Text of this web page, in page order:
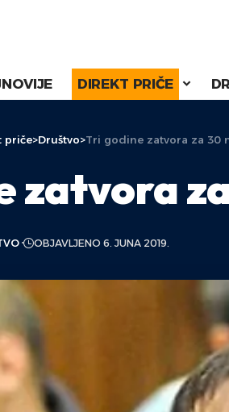
DIREKT PRIČE
priče>Društvo>Tri godine zatvora za 30
zatvora
OBJAVLJENO 6. JUNA 2019.